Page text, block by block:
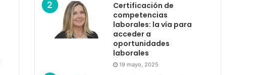
Certificación de
competencias
laborales: la vía para
acceder a
oportunidades
laborales
19 mayo, 2025